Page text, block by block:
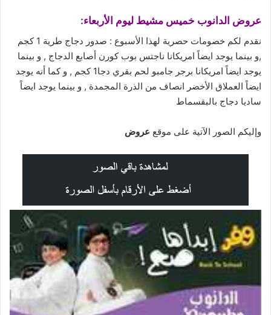
عروض الدانوب خميس مشيط ليوم الأربعاء:
نقدم لكم خصومات حصرية لهذا الأسبوع : صدور دجاج طرية 1 كجم
,و بينما يوجد ايضاً امريكانا ناجتس بوب كورن أصابع الدجاج , و بينما
يوجد ايضاً امريكانا برجر جامبو لحم بقري دجا1 كجم , و كما أنه يوجد
ايضاً العملاق الأخضر انصاف من الذرة المجمدة , و بينما يوجد ايضاً
ساديا دجاج بالبقسماط
وإليكم الصور الآتية على موقع عروض